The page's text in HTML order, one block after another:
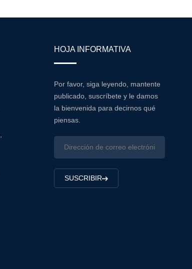
HOJA INFORMATIVA
Por favor, siga leyendo, mantente
publicado, suscríbete y le damos
la bienvenida para decirnos qué
piensas.
SUSCRIBIR